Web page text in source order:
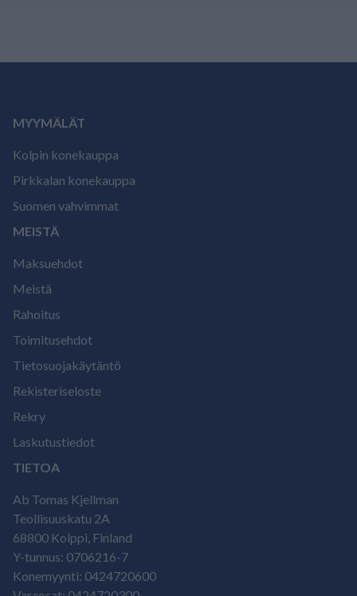
MYYMÄLÄT
Kolpin konekauppa
Pirkkalan konekauppa
Suomen vahvimmat
MEISTÄ
Maksuehdot
Meistä
Rahoitus
Toimitusehdot
Tietosuojakäytäntö
Rekisteriseloste
Rekry
Laskutustiedot
TIETOA
Ab Tomas Kjellman
Teollisuuskatu 2A
68800 Kolppi, Finland
Y-tunnus: 0706216-7
Konemyynti: 0424720600